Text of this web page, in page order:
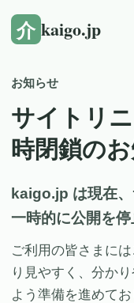
介 kaigo.jp
お知らせ
サイトリ
時閉鎖の
kaigo.jp は現在
一時的に公開を停
ご利用の皆さまに
り見やすく、分か
よう準備を進めて